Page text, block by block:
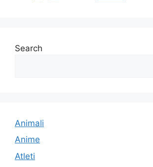
Search
Animali
Anime
Atleti